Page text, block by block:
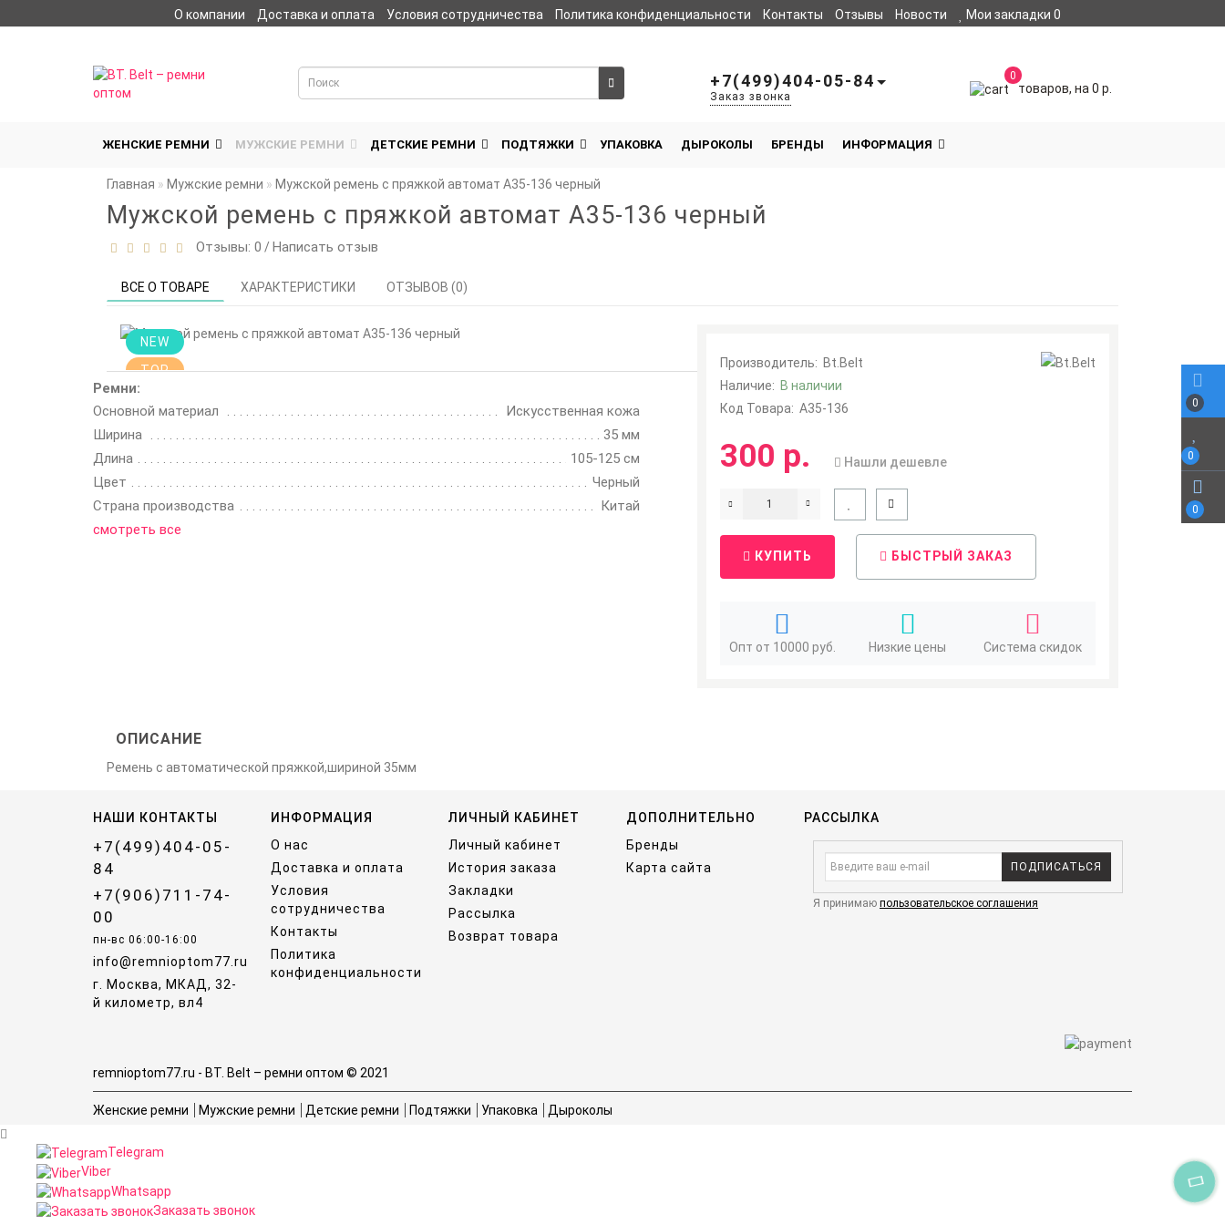
0
0
0
О компании Доставка и оплата Условия сотрудничества Политика конфиденциальности Контакты Отзывы Новости Мои закладки 0
0
товаров, на 0 р.
+7(499)404-05-84
Заказ звонка
ЖЕНСКИЕ РЕМНИ МУЖСКИЕ РЕМНИ ДЕТСКИЕ РЕМНИ ПОДТЯЖКИ УПАКОВКА ДЫРОКОЛЫ БРЕНДЫ ИНФОРМАЦИЯ
Главная Мужские ремни Мужской ремень с пряжкой автомат A35-136 черный
Мужской ремень с пряжкой автомат A35-136 черный
Отзывы: 0 /Написать отзыв
ВСЕ О ТОВАРЕ ХАРАКТЕРИСТИКИ ОТЗЫВОВ (0)
NEW
TOP
Ремни:
Основной материал
Искусственная кожа
Ширина
35 мм
Длина
105-125 см
Цвет
Черный
Страна производства
Китай
смотреть все
Производитель: Bt.Belt
Наличие: В наличии
Код Товара: A35-136
300 р. Нашли дешевле
КУПИТЬ БЫСТРЫЙ ЗАКАЗ
Опт от 10000 руб. Низкие цены Система скидок
ОПИСАНИЕ
Ремень с автоматической пряжкой,шириной 35мм
НАШИ КОНТАКТЫ
+7(499)404-05-
84
+7(906)711-74-
00
пн-вс 06:00-16:00
info@remnioptom77.ru
г. Москва, МКАД, 32-
й километр, вл4
ИНФОРМАЦИЯ
О нас
Доставка и оплата
Условия
сотрудничества
Контакты
Политика
конфиденциальности
ЛИЧНЫЙ КАБИНЕТ
Личный кабинет
История заказа
Закладки
Рассылка
Возврат товара
ДОПОЛНИТЕЛЬНО
Бренды
Карта сайта
РАССЫЛКА
ПОДПИСАТЬСЯ
Я принимаю пользовательское соглашения
remnioptom77.ru - BT. Belt – ремни оптом © 2021
Женские ремни Мужские ремни Детские ремни Подтяжки Упаковка Дыроколы
Telegram
Viber
Whatsapp
Заказать звонок